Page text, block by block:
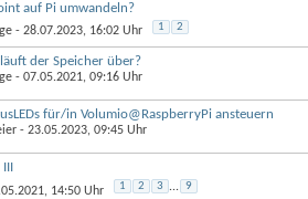
auf Pi umwandeln?
- 28.07.2023, 16:02 Uhr 1 2
der Speicher über?
- 07.05.2021, 09:16 Uhr
für/in Volumio@RaspberryPi ansteuern
- 23.05.2023, 09:45 Uhr
14:50 Uhr 1 2 3 ... 9